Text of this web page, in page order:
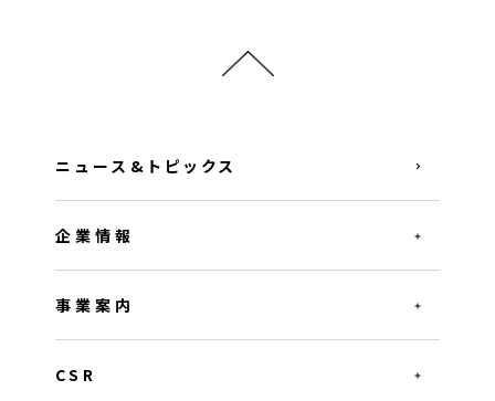
ニュース&トピックス
企業情報
事業案内
CSR